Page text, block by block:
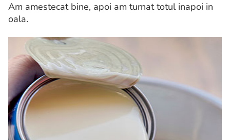
Am amestecat bine, apoi am turnat totul inapoi in
oala.